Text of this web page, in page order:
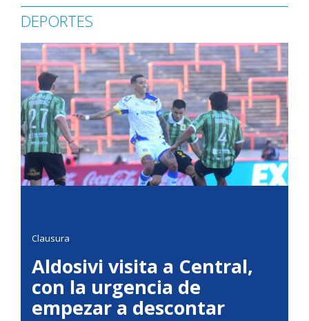
DEPORTES
Clausura
Aldosivi visita a Central,
con la urgencia de
empezar a descontar